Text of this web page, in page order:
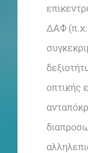
ΔΑΦ (π.χ.
οπτικής